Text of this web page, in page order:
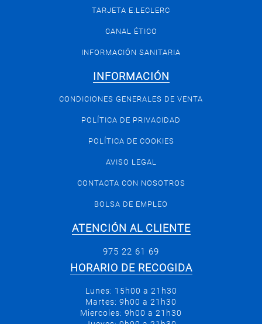
TARJETA E.LECLERC
CANAL ÉTICO
INFORMACIÓN SANITARIA
INFORMACIÓN
CONDICIONES GENERALES DE VENTA
POLÍTICA DE PRIVACIDAD
POLÍTICA DE COOKIES
AVISO LEGAL
CONTACTA CON NOSOTROS
BOLSA DE EMPLEO
ATENCIÓN AL CLIENTE
975 22 61 69
HORARIO DE RECOGIDA
Lunes: 15h00 a 21h30
Martes: 9h00 a 21h30
Miercoles: 9h00 a 21h30